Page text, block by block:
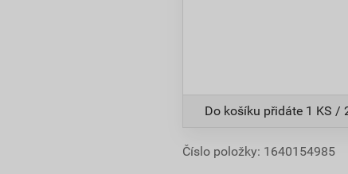
Do košíku přidáte 1 KS /
Číslo položky: 1640154985